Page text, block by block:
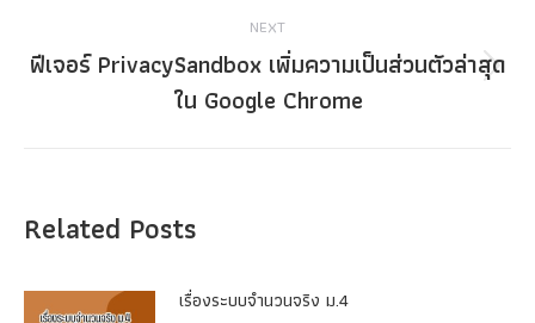
NEXT
Next
post:
ฟีเจอร์ PrivacySandbox เพิ่มความเป็นส่วนตัวล่าสุด
ใน Google Chrome
Related Posts
เรื่องระบบจํานวนจริง ม.4